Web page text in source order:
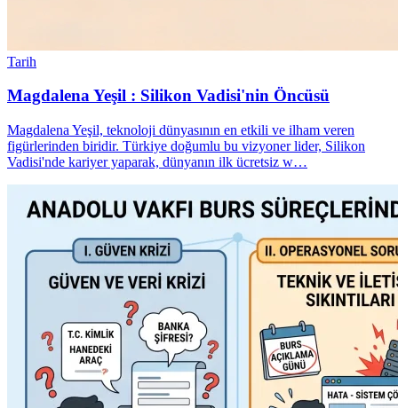
Tarih
Magdalena Yeşil : Silikon Vadisi'nin Öncüsü
Magdalena Yeşil, teknoloji dünyasının en etkili ve ilham veren
figürlerinden biridir. Türkiye doğumlu bu vizyoner lider, Silikon
Vadisi'nde kariyer yaparak, dünyanın ilk ücretsiz w…